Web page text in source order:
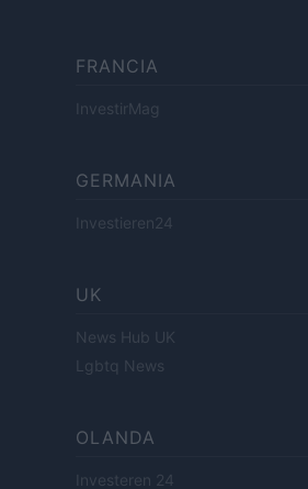
FRANCIA
InvestirMag
GERMANIA
Investieren24
UK
News Hub UK
Lgbtq News
OLANDA
Investeren 24